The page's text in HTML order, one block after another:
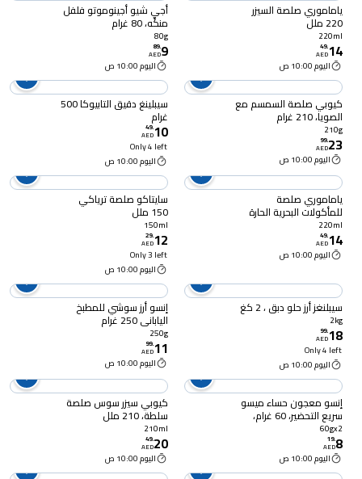
ياماموري صلصة السيزر
220 ملل
220ml
14
.
49
AED
اليوم 10:00 ص
أجي شيو أجينوموتو فلفل
منكّه، 80 غرام
80g
9
.
89
AED
اليوم 10:00 ص
كيوبي صلصة السمسم مع
الصويا، 210 غرام
210g
23
.
99
AED
اليوم 10:00 ص
سيبلينغ دقيق التابيوكا 500
غرام
10
.
49
AED
Only 4 left
اليوم 10:00 ص
ياماموري صلصة
للمأكولات البحرية الحارة
220 ملل
220ml
14
.
49
AED
اليوم 10:00 ص
سايتاكو صلصة ترياكي
150 ملل
150ml
12
.
29
AED
Only 3 left
اليوم 10:00 ص
سيبلنغز أرز حلو دبق ، 2 كغ
2kg
18
.
99
AED
Only 4 left
اليوم 10:00 ص
إنسو أرز سوشي للمطبخ
الياباني 250 غرام
250g
11
.
99
AED
اليوم 10:00 ص
إنسو معجون حساء ميسو
سريع التحضير، 60 غرام،
حزمة من 2
60gx2
8
.
19
AED
اليوم 10:00 ص
كيوبي سيزر سوس صلصة
سلطة، 210 ملل
210ml
20
.
49
AED
اليوم 10:00 ص